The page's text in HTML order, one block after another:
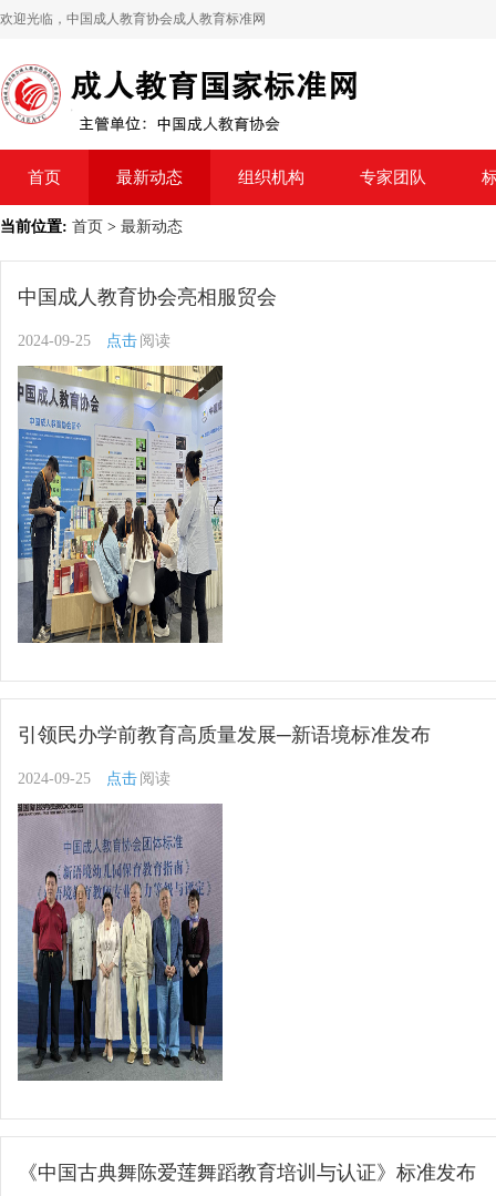
欢迎光临，中国成人教育协会成人教育标准网
首页 最新动态 组织机构 专家团队
当前位置: 首页 > 最新动态
中国成人教育协会亮相服贸会
2024-09-25 点击 阅读
引领民办学前教育高质量发展─新语境标准发布
2024-09-25 点击 阅读
《中国古典舞陈爱莲舞蹈教育培训与认证》标准发布